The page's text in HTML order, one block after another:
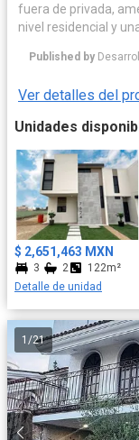
fuera de privada,
nivel residencial y
Published by
Ver detalles del
Unidades
$ 2,651,463 MXN
3 2
122m²
Detalle de unidad
1 /21